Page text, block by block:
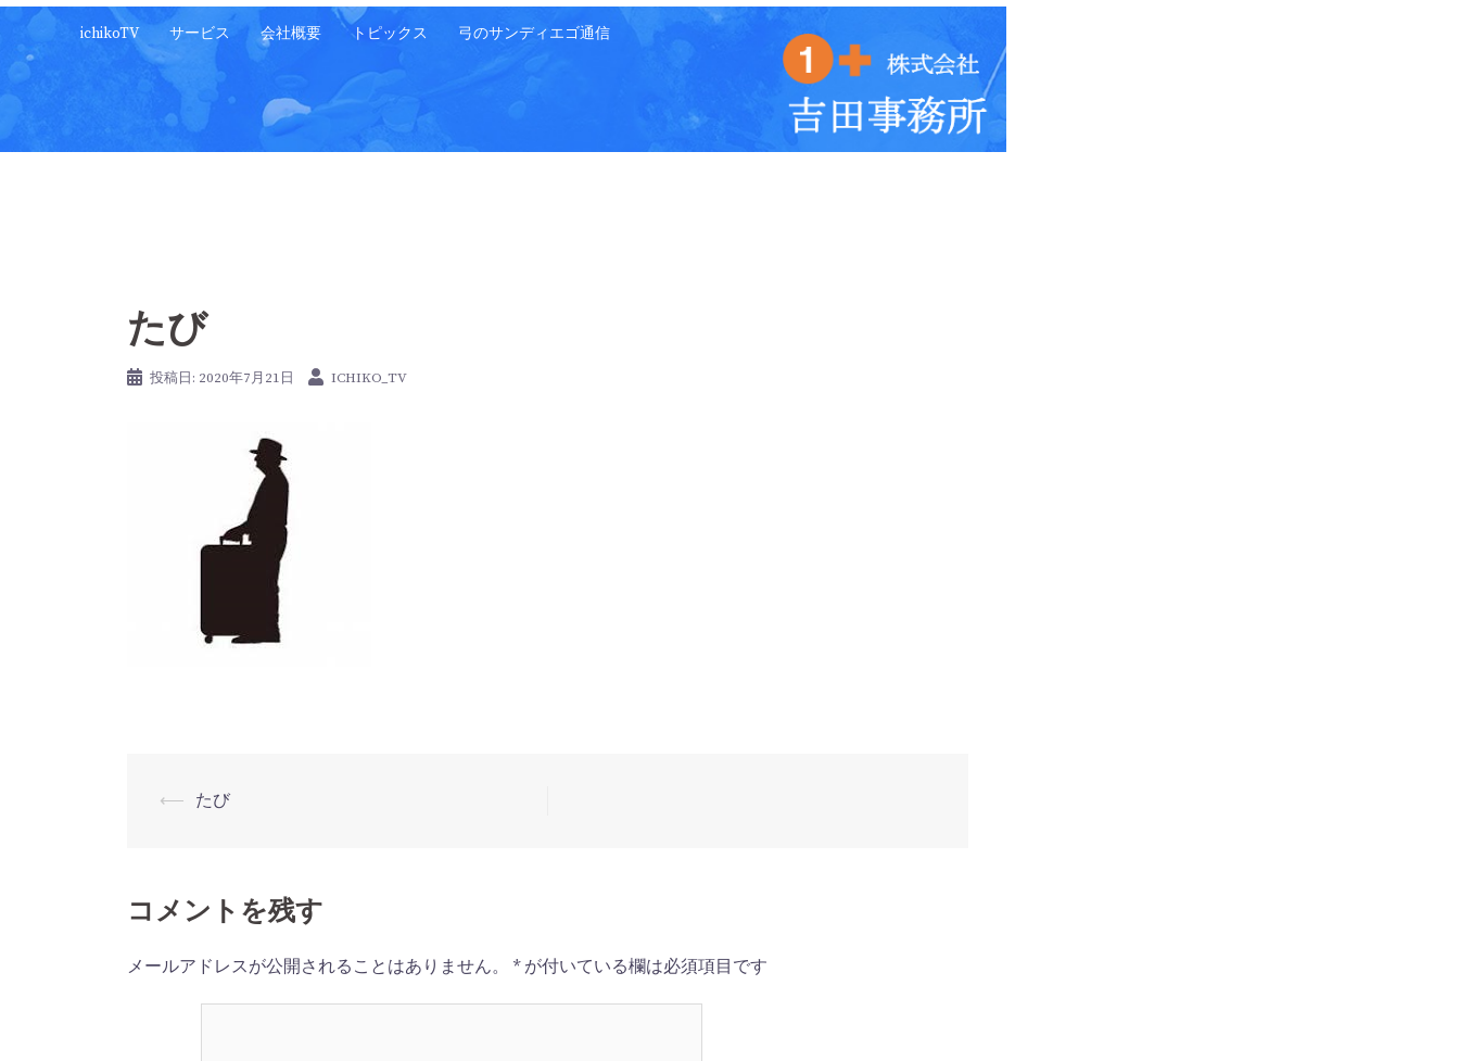
ichikoTV サービス 会社概要 トピックス 弓のサンディエゴ通信
たび
投稿日: 2020年7月21日 ICHIKO_TV
投
ナ
ビ
ゲ
⟵ たび
コメントを残す
メールアドレスが公開されることはありません。 *が付いている欄は必須項目です